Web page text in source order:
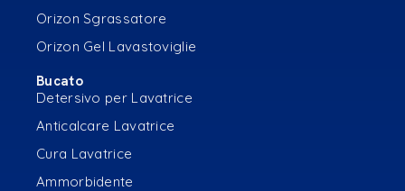
Orizon Sgrassatore
Orizon Gel Lavastoviglie
Bucato
Detersivo per Lavatrice
Anticalcare Lavatrice
Cura Lavatrice
Ammorbidente